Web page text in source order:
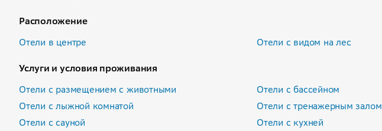
Расположение
Отели в центре
Отели с видом на лес
Услуги и условия проживания
Отели с размещением с животными
Отели с бассейном
Отели с лыжной комнатой
Отели с тренажерным залом
Отели с сауной
Отели с кухней